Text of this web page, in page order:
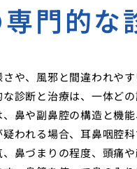
門的な
や、風邪と間違われや
診断と治療は、一体ど
鼻や副鼻腔の構造と機
われる場合、耳鼻咽腔
鼻づまりの程度、頭痛